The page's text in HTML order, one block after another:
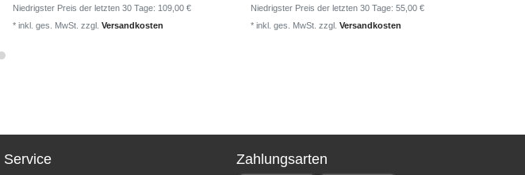
Niedrigster Preis der letzten 30 Tage: 109,00 €
*inkl. ges. MwSt. zzgl.Versandkosten
Niedrigster Preis der letzten 30 Tage:55,00 €
*inkl. ges. MwSt. zzgl.Versandkosten
Service Zahlungsarten